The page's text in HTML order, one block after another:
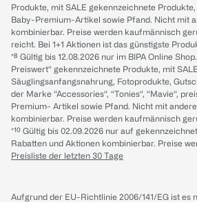
Produkte, mit SALE gekennzeichnete
Baby-Premium-Artikel sowie Pfand. Nicht mit
kombinierbar. Preise werden kaufmännisch
reicht. Bei 1+1 Aktionen ist das günstigste
*⁸ Gültig bis 12.08.2026 nur im BIPA Online
Preiswert“ gekennzeichnete Produkte, mit
Säuglingsanfangsnahrung, Fotoprodukte,
der Marke “Accessories“, “Tonies“, “Mavie“,
Premium- Artikel sowie Pfand. Nicht mit
kombinierbar. Preise werden kaufmännisch
*¹⁰ Gültig bis 02.09.2026 nur auf
Rabatten und Aktionen kombinierbar. Preise
Preisliste der letzten 30 Tage
Aufgrund der EU-Richtlinie 2006/141/EG ist es